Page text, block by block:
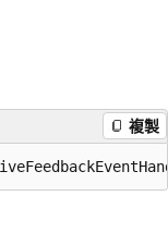
複製